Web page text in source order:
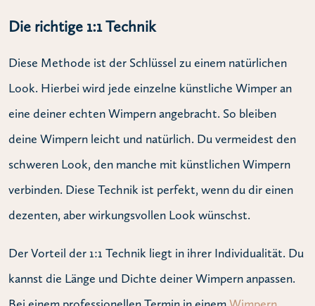
Die richtige 1:1 Technik
Diese Methode ist der Schlüssel zu einem natürlichen
Look. Hierbei wird jede einzelne künstliche Wimper an
eine deiner echten Wimpern angebracht. So bleiben
deine Wimpern leicht und natürlich. Du vermeidest den
schweren Look, den manche mit künstlichen Wimpern
verbinden. Diese Technik ist perfekt, wenn du dir einen
dezenten, aber wirkungsvollen Look wünschst.
Der Vorteil der 1:1 Technik liegt in ihrer Individualität. Du
kannst die Länge und Dichte deiner Wimpern anpassen.